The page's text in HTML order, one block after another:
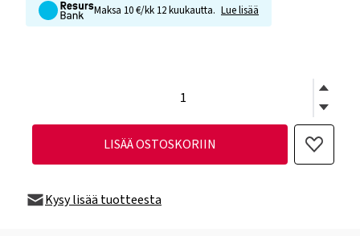
Maksa 10 €/kk 12 kuukautta. Lue lisää
LISÄÄ OSTOSKORIIN
Kysy lisää tuotteesta